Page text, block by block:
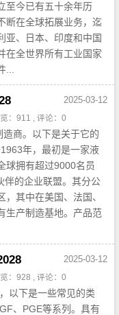
至今已有五十余年历
断在全球拓展业务，迄
亚、日本、印度和中国
在全世界所有工业国家
2025-03-12
览：911 , 评论：0
商。以下是关于它的
年，最初是一家液
球拥有超过9000名员
伴的企业联盟。其分公
其中在美国、法国、
生产制造基地。产品范
2025-03-12
览：928 , 评论：0
以下是一些常见的类
、PGE等系列。具有